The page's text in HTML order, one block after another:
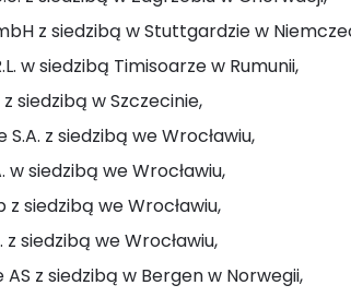
z siedzibą w Stuttgardzie w
w siedzibą Timisoarze w Rumunii,
siedzibą w Szczecinie,
z siedzibą we Wrocławiu,
siedzibą we Wrocławiu,
siedzibą we Wrocławiu,
z siedzibą we Wrocławiu,
z siedzibą w Bergen w Norwegii,